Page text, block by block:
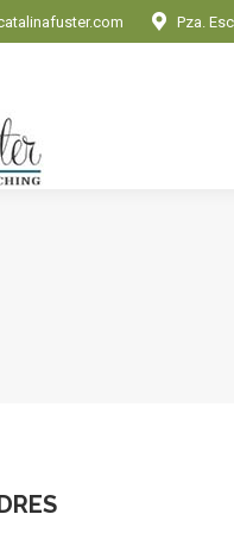
Pza.